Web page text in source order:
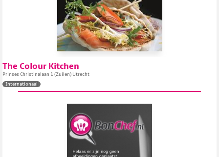
The Colour Kitchen
Prinses Christinalaan 1 (Zuilen) Utrecht
Internationaal